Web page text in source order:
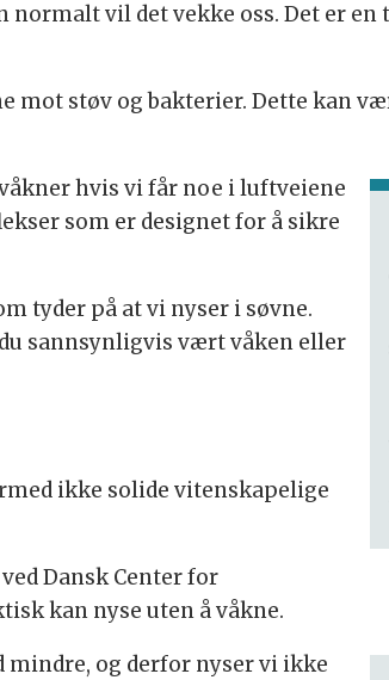
normalt vil det vekke oss. Det er
støv og bakterier. Dette kan
hvis vi får noe i luftveiene
som er designet for å sikre
tyder på at vi nyser i søvne.
sannsynligvis vært våken eller
ikke solide vitenskapelige
Dansk Center for
kan nyse uten å våkne.
og derfor nyser vi ikke